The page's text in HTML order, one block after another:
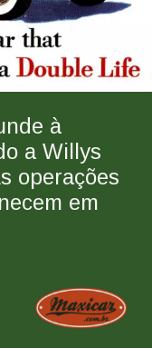
à
a Willys
operações
em